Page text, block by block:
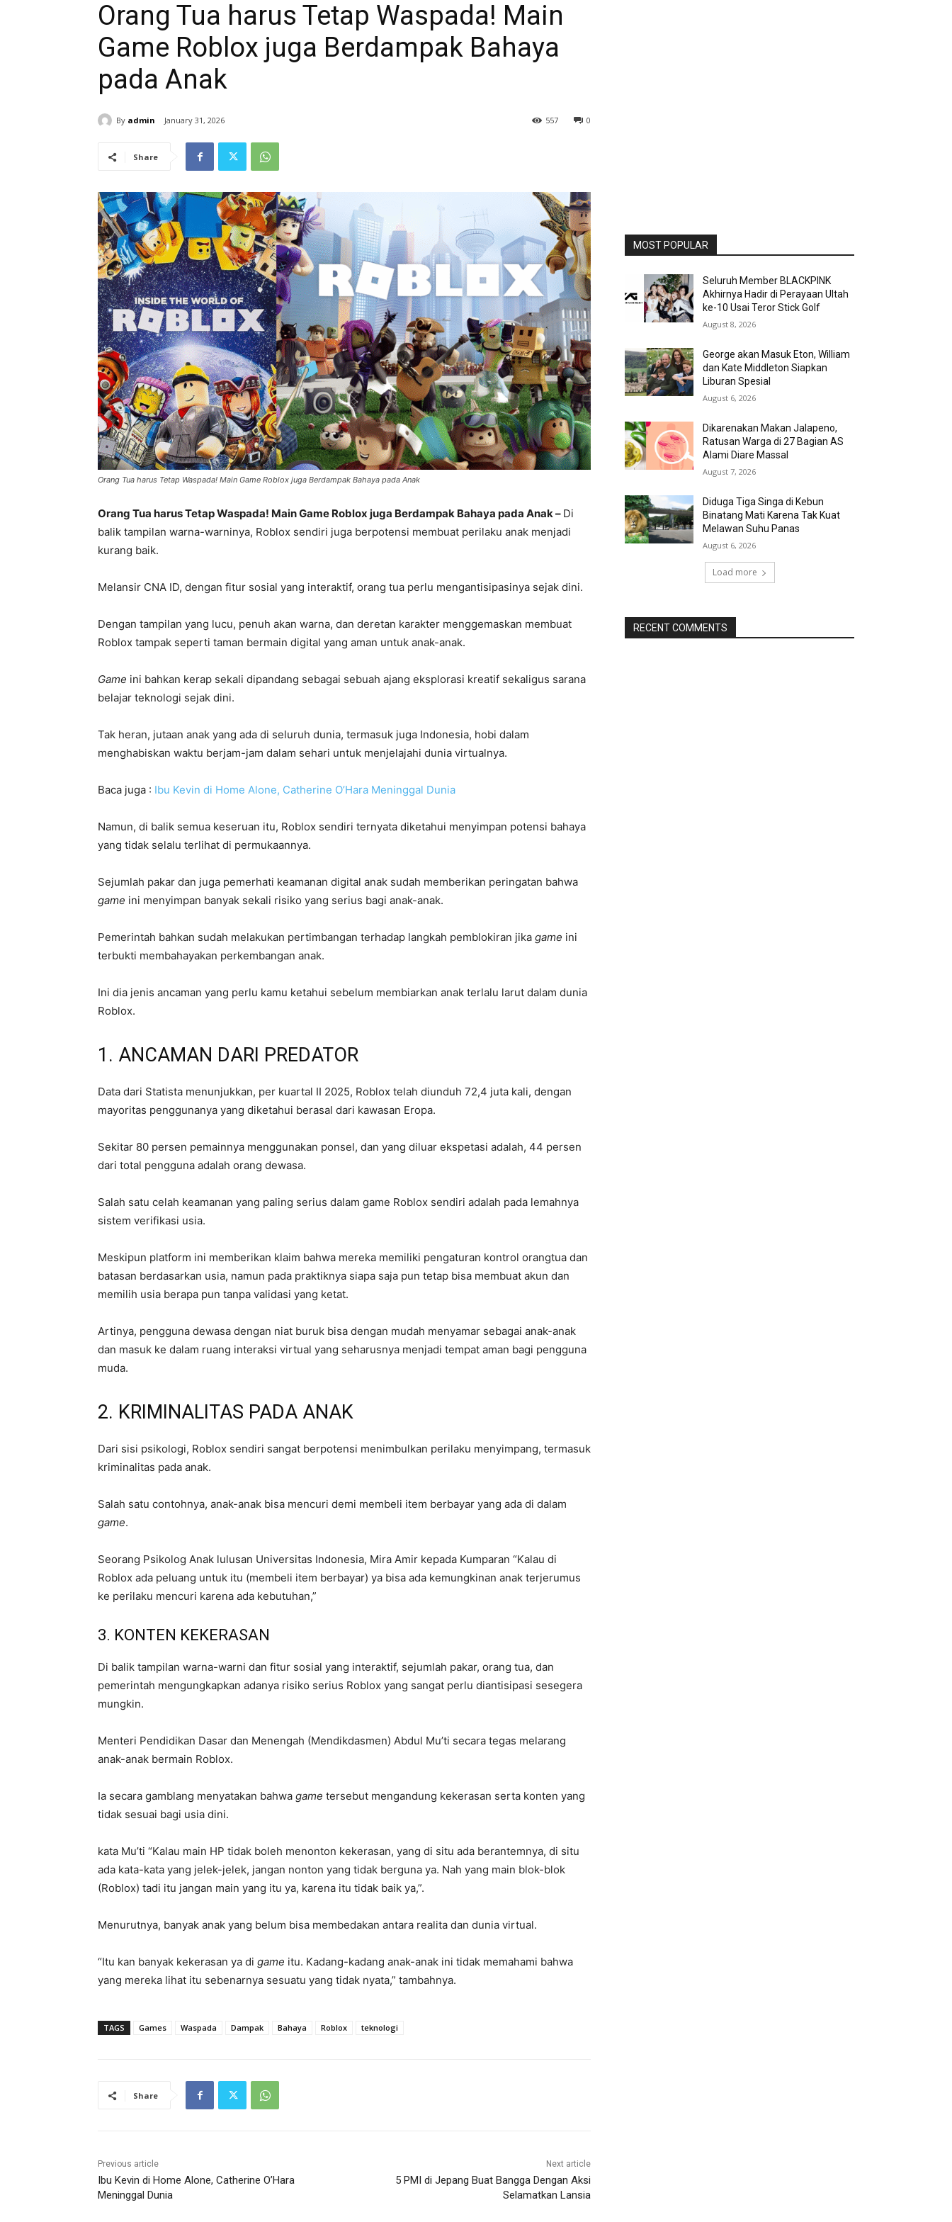
Orang Tua harus Tetap Waspada! Main
Game Roblox juga Berdampak Bahaya
pada Anak
By admin January 31, 2026 0
557
Share
Orang Tua harus Tetap Waspada! Main Game Roblox juga Berdampak Bahaya pada Anak
Orang Tua harus Tetap Waspada! Main Game Roblox juga Berdampak Bahaya pada Anak – Di
balik tampilan warna-warninya, Roblox sendiri juga berpotensi membuat perilaku anak menjadi
kurang baik.
Melansir CNA ID, dengan fitur sosial yang interaktif, orang tua perlu mengantisipasinya sejak dini.
Dengan tampilan yang lucu, penuh akan warna, dan deretan karakter menggemaskan membuat
Roblox tampak seperti taman bermain digital yang aman untuk anak-anak.
Game ini bahkan kerap sekali dipandang sebagai sebuah ajang eksplorasi kreatif sekaligus sarana
belajar teknologi sejak dini.
Tak heran, jutaan anak yang ada di seluruh dunia, termasuk juga Indonesia, hobi dalam
menghabiskan waktu berjam-jam dalam sehari untuk menjelajahi dunia virtualnya.
Baca juga : Ibu Kevin di Home Alone, Catherine O’Hara Meninggal Dunia
Namun, di balik semua keseruan itu, Roblox sendiri ternyata diketahui menyimpan potensi bahaya
yang tidak selalu terlihat di permukaannya.
Sejumlah pakar dan juga pemerhati keamanan digital anak sudah memberikan peringatan bahwa
game ini menyimpan banyak sekali risiko yang serius bagi anak-anak.
Pemerintah bahkan sudah melakukan pertimbangan terhadap langkah pemblokiran jika game ini
terbukti membahayakan perkembangan anak.
Ini dia jenis ancaman yang perlu kamu ketahui sebelum membiarkan anak terlalu larut dalam dunia
Roblox.
1. ANCAMAN DARI PREDATOR
Data dari Statista menunjukkan, per kuartal II 2025, Roblox telah diunduh 72,4 juta kali, dengan
mayoritas penggunanya yang diketahui berasal dari kawasan Eropa.
Sekitar 80 persen pemainnya menggunakan ponsel, dan yang diluar ekspetasi adalah, 44 persen
dari total pengguna adalah orang dewasa.
Salah satu celah keamanan yang paling serius dalam game Roblox sendiri adalah pada lemahnya
sistem verifikasi usia.
Meskipun platform ini memberikan klaim bahwa mereka memiliki pengaturan kontrol orangtua dan
batasan berdasarkan usia, namun pada praktiknya siapa saja pun tetap bisa membuat akun dan
memilih usia berapa pun tanpa validasi yang ketat.
Artinya, pengguna dewasa dengan niat buruk bisa dengan mudah menyamar sebagai anak-anak
dan masuk ke dalam ruang interaksi virtual yang seharusnya menjadi tempat aman bagi pengguna
muda.
2. KRIMINALITAS PADA ANAK
Dari sisi psikologi, Roblox sendiri sangat berpotensi menimbulkan perilaku menyimpang, termasuk
kriminalitas pada anak.
Salah satu contohnya, anak-anak bisa mencuri demi membeli item berbayar yang ada di dalam
game.
Seorang Psikolog Anak lulusan Universitas Indonesia, Mira Amir kepada Kumparan “Kalau di
Roblox ada peluang untuk itu (membeli item berbayar) ya bisa ada kemungkinan anak terjerumus
ke perilaku mencuri karena ada kebutuhan,”
3. KONTEN KEKERASAN
Di balik tampilan warna-warni dan fitur sosial yang interaktif, sejumlah pakar, orang tua, dan
pemerintah mengungkapkan adanya risiko serius Roblox yang sangat perlu diantisipasi sesegera
mungkin.
Menteri Pendidikan Dasar dan Menengah (Mendikdasmen) Abdul Mu’ti secara tegas melarang
anak-anak bermain Roblox.
Ia secara gamblang menyatakan bahwa game tersebut mengandung kekerasan serta konten yang
tidak sesuai bagi usia dini.
kata Mu’ti “Kalau main HP tidak boleh menonton kekerasan, yang di situ ada berantemnya, di situ
ada kata-kata yang jelek-jelek, jangan nonton yang tidak berguna ya. Nah yang main blok-blok
(Roblox) tadi itu jangan main yang itu ya, karena itu tidak baik ya,”.
Menurutnya, banyak anak yang belum bisa membedakan antara realita dan dunia virtual.
“Itu kan banyak kekerasan ya di game itu. Kadang-kadang anak-anak ini tidak memahami bahwa
yang mereka lihat itu sebenarnya sesuatu yang tidak nyata,” tambahnya.
TAGS Games Waspada Dampak Bahaya Roblox teknologi
Share
Previous article
Ibu Kevin di Home Alone, Catherine O’Hara
Meninggal Dunia
Next article
5 PMI di Jepang Buat Bangga Dengan Aksi
Selamatkan Lansia
MOST POPULAR
Seluruh Member BLACKPINK
Akhirnya Hadir di Perayaan Ultah
ke-10 Usai Teror Stick Golf
August 8, 2026
George akan Masuk Eton, William
dan Kate Middleton Siapkan
Liburan Spesial
August 6, 2026
Dikarenakan Makan Jalapeno,
Ratusan Warga di 27 Bagian AS
Alami Diare Massal
August 7, 2026
Diduga Tiga Singa di Kebun
Binatang Mati Karena Tak Kuat
Melawan Suhu Panas
August 6, 2026
Load more
RECENT COMMENTS